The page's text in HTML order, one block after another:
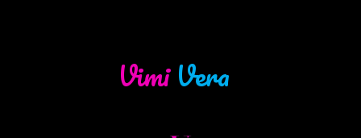
Vimi Vera